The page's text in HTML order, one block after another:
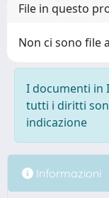
File in questo
Non ci sono file
I documenti in
tutti i diritti
indicazione
Informazioni